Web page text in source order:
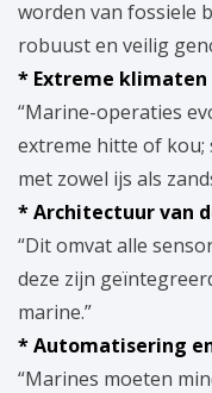
worden van fossiele
robuust en veilig
* Extreme klimaten
“Marine-operaties
extreme hitte of kou;
met zowel ijs als
* Architectuur van
“Dit omvat alle
deze zijn
marine.”
* Automatisering
“Marines moeten